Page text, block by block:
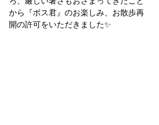
から『ボス君』のお楽しみ、お散歩再
開の許可をいただきました✨